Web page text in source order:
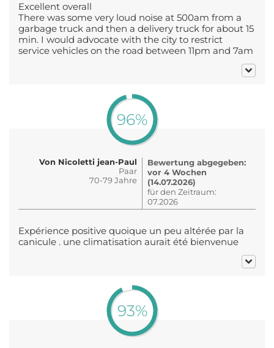
Excellent overall
There was some very loud noise at 500am from a
garbage truck and then a delivery truck for about 15
min. I would advocate with the city to restrict
service vehicles on the road between 11pm and 7am
96%
Von Nicoletti jean-Paul
Paar
70-79 Jahre
Bewertung abgegeben:
vor 4 Wochen
(14.07.2026)
für den Zeitraum:
07.2026
Expérience positive quoique un peu altérée par la
canicule . une climatisation aurait été bienvenue
93%